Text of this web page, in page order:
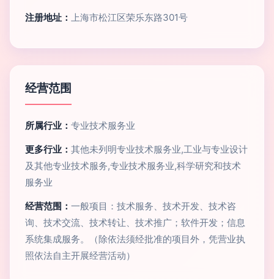
注册地址： 上海市松江区荣乐东路301号
经营范围
所属行业： 专业技术服务业
更多行业： 其他未列明专业技术服务业,工业与专业设计
及其他专业技术服务,专业技术服务业,科学研究和技术
服务业
经营范围： 一般项目：技术服务、技术开发、技术咨
询、技术交流、技术转让、技术推广；软件开发；信息
系统集成服务。（除依法须经批准的项目外，凭营业执
照依法自主开展经营活动）